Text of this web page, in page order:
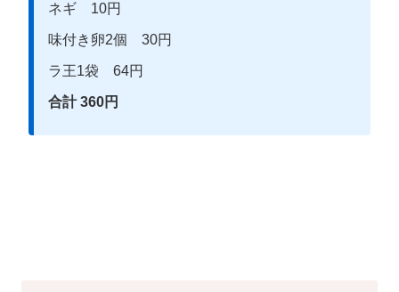
ネギ 10円
味付き卵2個 30円
ラ王1袋 64円
合計 360円